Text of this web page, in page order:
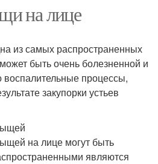
на лице
из самых распространенных
быть очень болезненной и
процессы,
закупорки устьев
на лице могут быть
являются